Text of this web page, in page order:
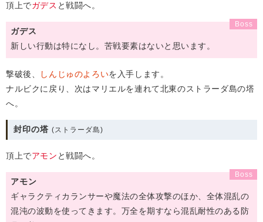
頂上でガデス と戦闘へ。
ガデス
新しい行動は特になし。苦戦要素はないと思います。
撃破後、 しんじゅのよろいを入手します。
ナルビクに戻り、次はマリエルを連れて北東のストラーダ島の塔
へ。
封印の塔 (ストラーダ島)
頂上でアモン と戦闘へ。
アモン
ギャラクティカランサーや魔法の全体攻撃のほか、全体混乱の
混沌の波動を使ってきます。万全を期すなら混乱耐性のある防